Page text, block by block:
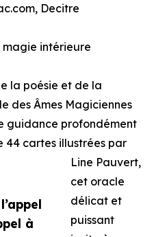
à
Decitre
intérieure
la poésie et de la
des Âmes Magiciennes
guidance profondément
44 cartes illustrées par
Line Pauvert,
cet oracle
délicat et
puissant